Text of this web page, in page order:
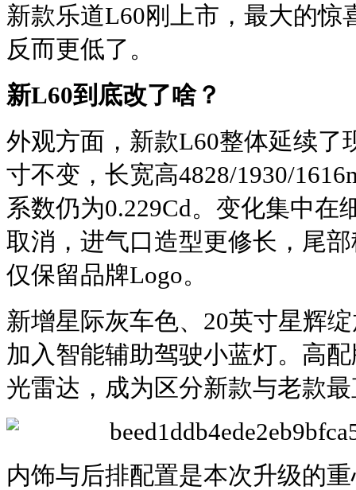
新款乐道L60刚上市，最大的惊
反而更低了。
新L60到底改了啥？
外观方面，新款L60整体延续了
寸不变，长宽高4828/1930/
系数仍为0.229Cd。变化集中在
取消，进气口造型更修长，尾
仅保留品牌Logo。
新增星际灰车色、20英寸星辉
加入智能辅助驾驶小蓝灯。高
光雷达，成为区分新款与老款
内饰与后排配置是本次升级的